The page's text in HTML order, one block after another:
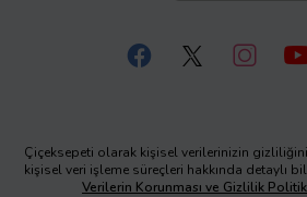
Çiçeksepeti olarak kişisel verilerinizin
kişisel veri işleme süreçleri hakkında detaylı
Verilerin Korunması ve Gizlilik